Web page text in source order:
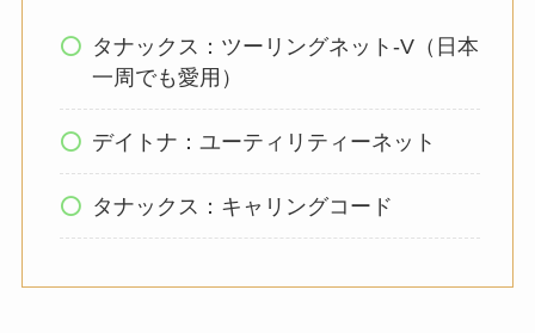
タナックス：ツーリングネット-V（日本
一周でも愛用）
デイトナ：ユーティリティーネット
タナックス：キャリングコード